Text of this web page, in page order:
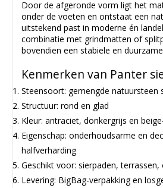
Door de afgeronde vorm ligt het
onder de voeten en ontstaat een
uitstekend past in moderne én
combinatie met grindmatten of
bovendien een stabiele en
Kenmerken van Panter
Steensoort: gemengde natuursteen
Structuur: rond en glad
Kleur: antraciet, donkergrijs en
Eigenschap: onderhoudsarme en
halfverharding
Geschikt voor: sierpaden,
Levering: BigBag-verpakking en